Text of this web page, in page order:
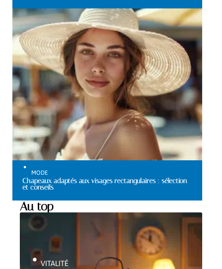
MODE
Chapeaux adaptés aux visages rectangulaires : sélection
et conseils
Au top
VITALITÉ